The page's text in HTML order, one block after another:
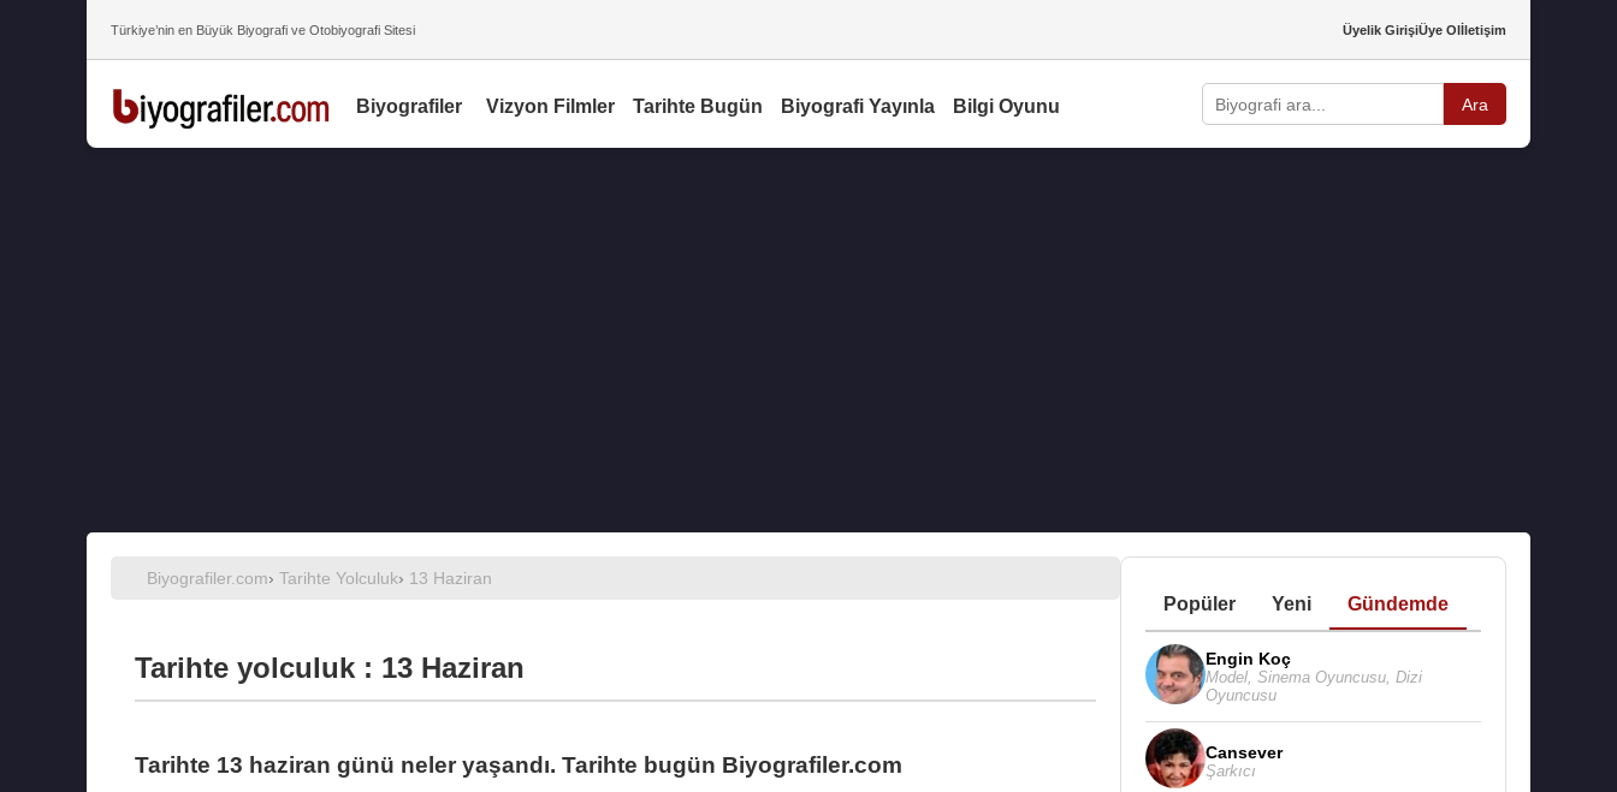
Türkiye’nin en Büyük Biyografi ve Otobiyografi Sitesi Üyelik GirişiÜye Olİletişim
Biyografiler Vizyon Filmler Tarihte Bugün Biyografi Yayınla Bilgi Oyunu Ara
Biyografiler.com› Tarihte Yolculuk› 13 Haziran
Tarihte yolculuk : 13 Haziran
Tarihte 13 haziran günü neler yaşandı. Tarihte bugün Biyografiler.com
Popüler Yeni Gündemde
Engin Koç
Model, Sinema Oyuncusu, Dizi
Oyuncusu
Cansever
Şarkıcı